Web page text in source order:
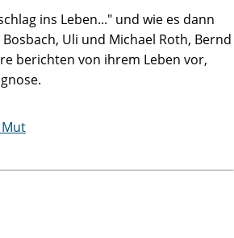
ins Leben..." und wie es dann
Uli und Michael Roth, Bernd
berichten von ihrem Leben vor,